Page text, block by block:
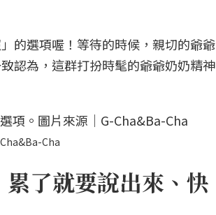
的選項喔！等待的時候，親切的爺爺
認為，這群打扮時髦的爺爺奶奶精神
Cha
了就要說出來、快